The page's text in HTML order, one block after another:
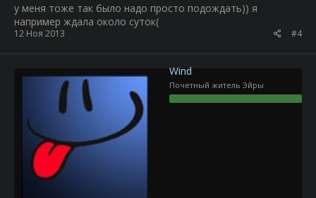
у меня тоже так было надо просто подождать)) я
например ждала около суток(
12 Ноя 2013 #4
Wind
Почетный житель Эйры